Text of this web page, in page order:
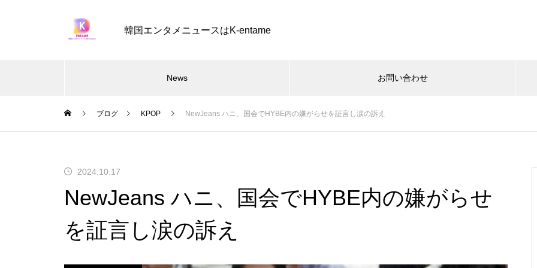
韓国エンタメニュースはK-entame
News お問い合わせ
ブログ KPOP NewJeans ハニ、国会でHYBE内の嫌がらせを証言し涙の訴え
2024.10.17
NewJeans ハニ、国会でHYBE内の嫌がらせ
を証言し涙の訴え